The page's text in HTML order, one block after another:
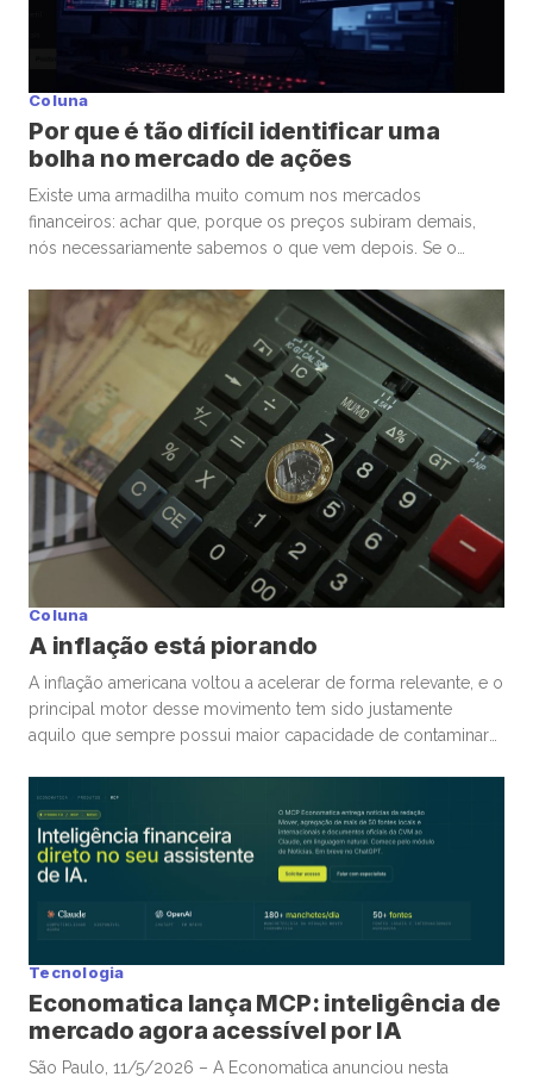
Coluna
Por que é tão difícil identificar uma
bolha no mercado de ações
Existe uma armadilha muito comum nos mercados
financeiros: achar que, porque os preços subiram demais,
nós necessariamente sabemos o que vem depois. Se o
talvez ainda mais perigoso seja ter certeza absoluta,
independentemente de ele estar ou não. Nas últimas
semanas, vimos movimentos impressionantes. […]
Coluna
A inflação está piorando
A inflação americana voltou a acelerar de forma relevante, e o
principal motor desse movimento tem sido justamente
aquilo que sempre possui maior capacidade de contaminar
de Ormuz trouxe novamente para o centro da discussão um
tema que […]
Tecnologia
Economatica lança MCP: inteligência de
mercado agora acessível por IA
São Paulo, 11/5/2026 – A Economatica anunciou nesta